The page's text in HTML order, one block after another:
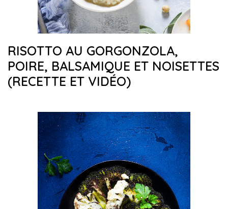
RISOTTO AU GORGONZOLA,
POIRE, BALSAMIQUE ET NOISETTES
(RECETTE ET VIDÉO)